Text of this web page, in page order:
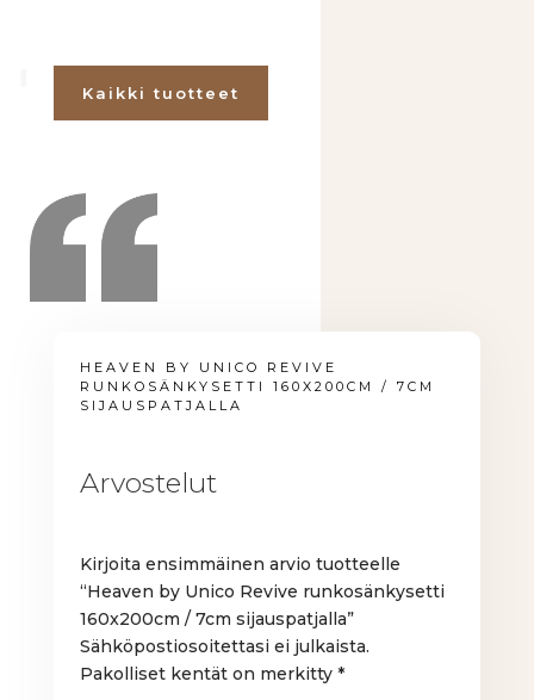
Kaikki tuotteet
HEAVEN BY UNICO REVIVE
RUNKOSÄNKYSETTI 160X200CM / 7CM
SIJAUSPATJALLA
Arvostelut
Kirjoita ensimmäinen arvio tuotteelle
“Heaven by Unico Revive runkosänkysetti
160x200cm / 7cm sijauspatjalla”
Sähköpostiosoitettasi ei julkaista.
Pakolliset kentät on merkitty*